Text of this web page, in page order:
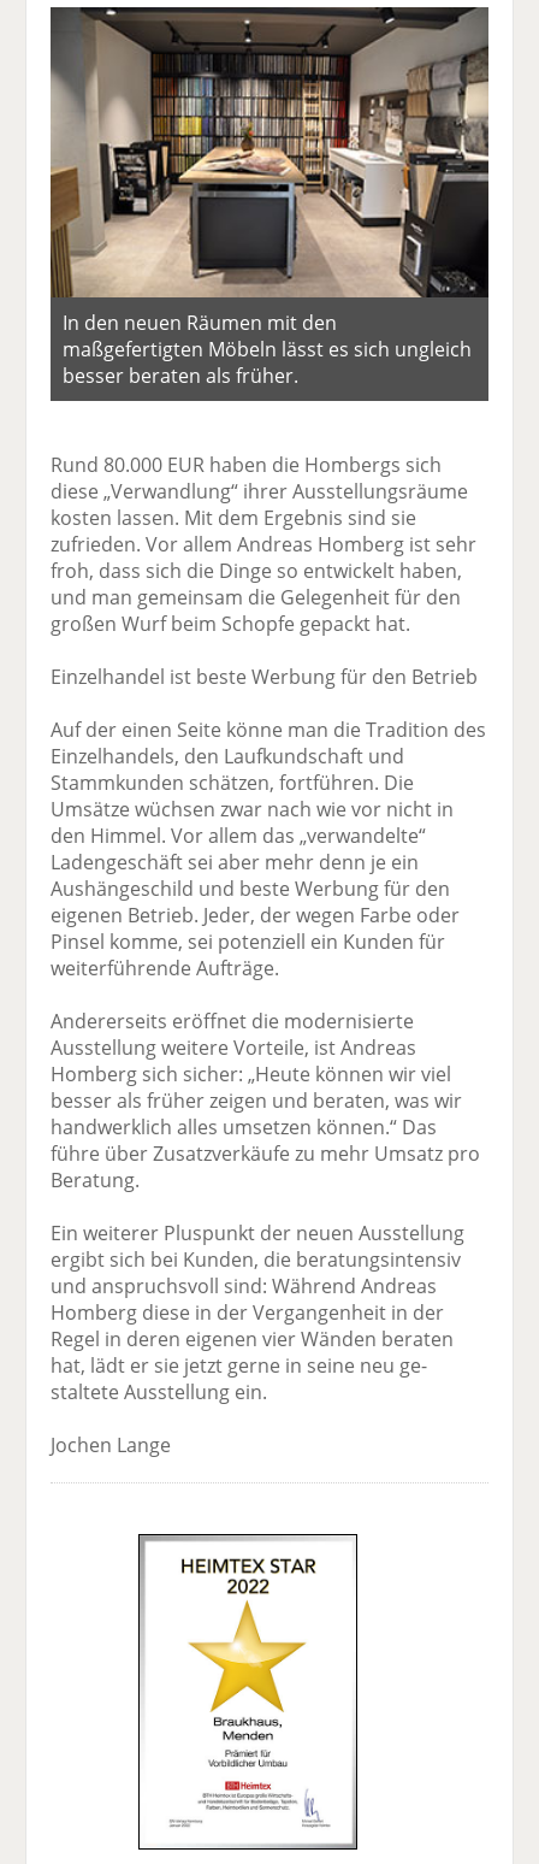
In den neuen Räumen mit den
maßgefertigten Möbeln lässt es sich ungleich
besser beraten als früher.
Rund 80.000 EUR haben die Hombergs sich
diese „Verwandlung“ ihrer Ausstellungsräume
kosten lassen. Mit dem Ergebnis sind sie
zufrieden. Vor allem Andreas Homberg ist sehr
froh, dass sich die Dinge so entwickelt haben,
und man gemeinsam die Gelegenheit für den
großen Wurf beim Schopfe gepackt hat.
Einzelhandel ist beste Werbung für den Betrieb
Auf der einen Seite könne man die Tradition des
Einzelhandels, den Laufkundschaft und
Stammkunden schätzen, fortführen. Die
Umsätze wüchsen zwar nach wie vor nicht in
den Himmel. Vor allem das „verwandelte“
Ladengeschäft sei aber mehr denn je ein
Aushängeschild und beste Werbung für den
eigenen Betrieb. Jeder, der wegen Farbe oder
Pinsel komme, sei potenziell ein Kunden für
weiterführende Aufträge.
Andererseits eröffnet die modernisierte
Ausstellung weitere Vorteile, ist Andreas
Homberg sich sicher: „Heute können wir viel
besser als früher zeigen und beraten, was wir
handwerklich alles umsetzen können.“ Das
führe über Zusatzverkäufe zu mehr Umsatz pro
Beratung.
Ein weiterer Pluspunkt der neuen Ausstellung
ergibt sich bei Kunden, die beratungsintensiv
und anspruchsvoll sind: Während Andreas
Homberg diese in der Vergangenheit in der
Regel in deren eigenen vier Wänden beraten
hat, lädt er sie jetzt gerne in seine neu ge­
staltete Ausstellung ein.
Jochen Lange